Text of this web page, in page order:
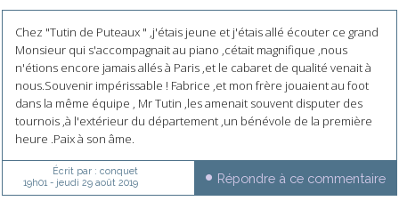
Chez "Tutin de Puteaux " ,j'étais jeune et j'étais allé écouter ce grand
Monsieur qui s'accompagnait au piano ,cétait magnifique ,nous
n'étions encore jamais allés à Paris ,et le cabaret de qualité venait à
nous.Souvenir impérissable ! Fabrice ,et mon frère jouaient au foot
dans la même équipe , Mr Tutin ,les amenait souvent disputer des
tournois ,à l'extérieur du département ,un bénévole de la première
heure .Paix à son âme.
Écrit par : conquet
19h01 - jeudi 29 août 2019 Répondre à ce commentaire